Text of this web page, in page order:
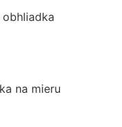
na mieru